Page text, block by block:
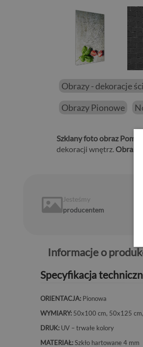
Obrazy - dekoracje
Obrazy Pionowe
Szklany foto obraz
dekoracji wnętrz. Obraz
Jesteśmy
producentem
Informacje o
Specyfikacja
ORIENTACJA: Pionowa
WYMIARY: 50x100 cm, 50x125
DRUK: UV – trwałe kolory
MATERIAŁ:Szkło hartowane 4 mm